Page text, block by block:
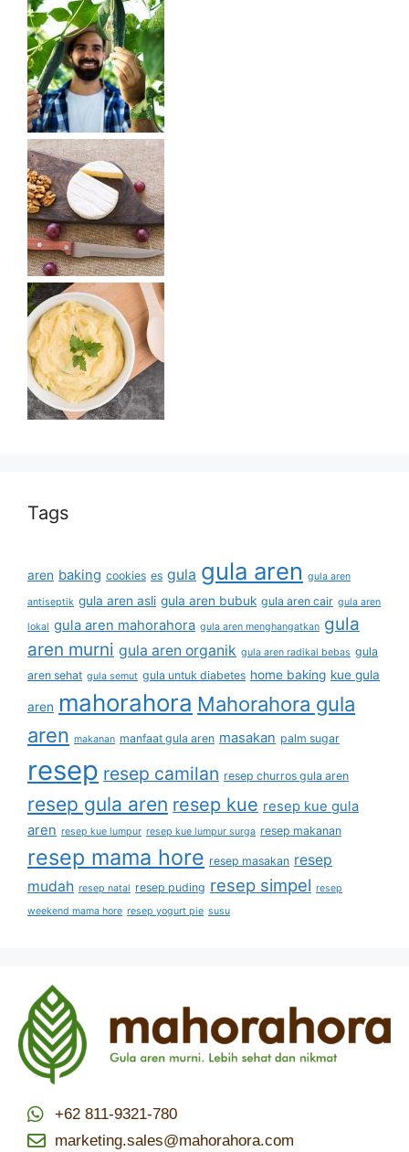
Tags
aren baking cookies es gula gula aren gula aren
antiseptik gula aren asli gula aren bubuk gula aren cair gula aren
lokal gula aren mahorahora gula aren menghangatkan gula
aren murni gula aren organik gula aren radikal bebas gula
aren sehat gula semut gula untuk diabetes home baking kue gula
aren mahorahora Mahorahora gula
aren makanan manfaat gula aren masakan palm sugar
resep resep camilan resep churros gula aren
resep gula aren resep kue resep kue gula
aren resep kue lumpur resep kue lumpur surga resep makanan
resep mama hore resep masakan resep
mudah resep natal resep puding resep simpel resep
weekend mama hore resep yogurt pie susu
+62 811-9321-780
marketing.sales@mahorahora.com